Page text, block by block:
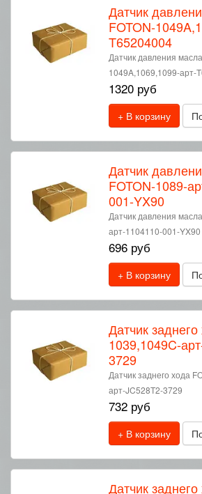
Датчик
FOTON-
T65204004
Датчик давления
1049A,1069,1099-арт-
1320 руб
+ В корзину
Датчик
FOTON-1089-
001-YX90
Датчик давления
арт-1104110-001-YX90
696 руб
+ В корзину
Датчик
1039,1049C-
3729
Датчик заднего хода
арт-JC528T2-3729
732 руб
+ В корзину
Датчик